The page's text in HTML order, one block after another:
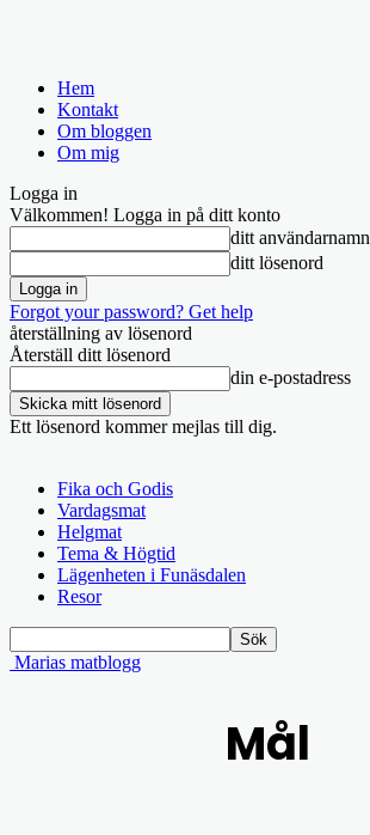
Hem
Kontakt
Om bloggen
Om mig
Logga in
Välkommen! Logga in på ditt konto
ditt användarnamn
ditt lösenord
Forgot your password? Get help
återställning av lösenord
Återställ ditt lösenord
din e-postadress
Ett lösenord kommer mejlas till dig.
Fika och Godis
Vardagsmat
Helgmat
Tema & Högtid
Lägenheten i Funäsdalen
Resor
Marias matblogg
Mål